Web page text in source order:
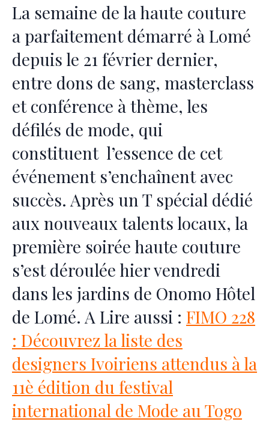
La semaine de la haute couture
a parfaitement démarré à Lomé
depuis le 21 février dernier,
entre dons de sang, masterclass
et conférence à thème, les
défilés de mode, qui
constituent l’essence de cet
événement s’enchaînent avec
succès. Après un T spécial dédié
aux nouveaux talents locaux, la
première soirée haute couture
s’est déroulée hier vendredi
dans les jardins de Onomo Hôtel
de Lomé. A Lire aussi : FIMO 228
: Découvrez la liste des
designers Ivoiriens attendus à la
11è édition du festival
international de Mode au Togo